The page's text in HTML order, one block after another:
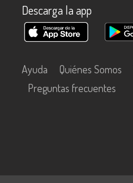
Descarga la app
Ayuda Quiénes Somos
Preguntas frecuentes